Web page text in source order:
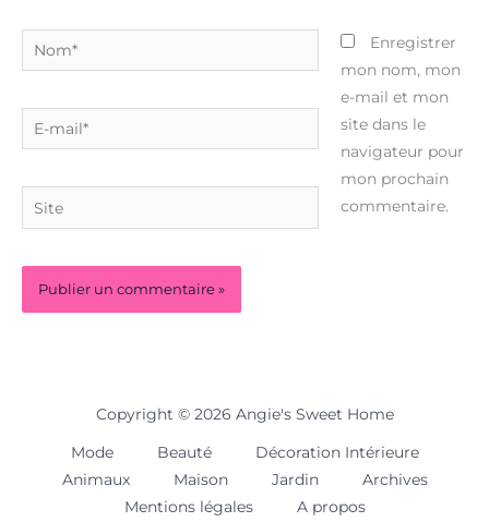
Nom*
E-
mail*
Site
Enregistrer
mon nom, mon
e-mail et mon
site dans le
navigateur pour
mon prochain
commentaire.
Copyright © 2026 Angie's Sweet Home
Mode Beauté
Décoration Intérieure
Animaux
Maison Jardin
Archives
Mentions légales
A propos